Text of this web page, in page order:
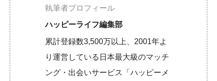
執筆者プロフィール
ハッピーライフ編集部
累計登録数3,500万以上、2001年よ
り運営している日本最大級のマッチ
ング・出会いサービス「ハッピーメ